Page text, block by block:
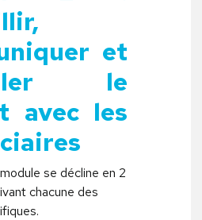
et
le
avec les
se décline en 2
chacune des